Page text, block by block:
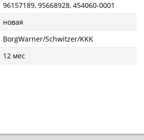
96157189, 95668928, 454060-0001
новая
BorgWarner/Schwitzer/KKK
12 мес